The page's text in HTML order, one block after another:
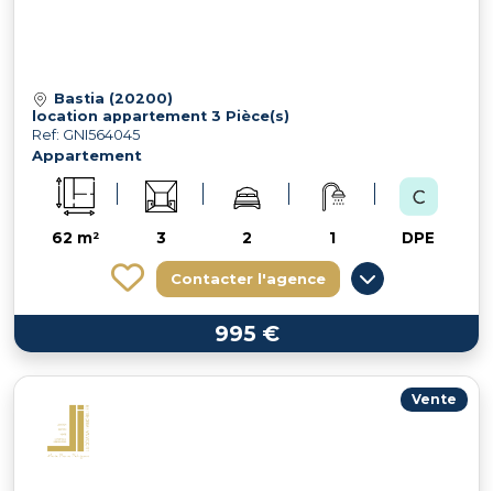
Bastia (20200)
location appartement 3 Pièce(s)
Ref: GNI564045
Appartement
62 m² 3 2 1 DPE
Contacter l'agence
995 €
Vente